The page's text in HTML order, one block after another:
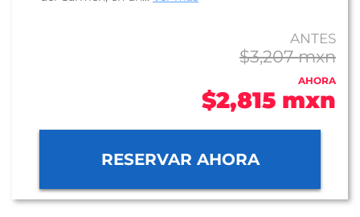
ANTES
$3,207 mxn
AHORA
$2,815 mxn
RESERVAR AHORA